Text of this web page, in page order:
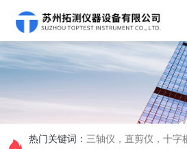
热门关键词： 三轴仪，直剪仪，十字